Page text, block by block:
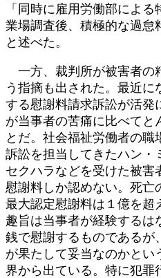
「同時に雇用労働部によ
業場調査後、積極的な過怠
と述べた。
一方、裁判所が被害者の
う指摘も出された。最近
する慰謝料請求訴訟が活発
が当事者の苦痛に比べてと
とだ。社会福祉労働者の
訴訟を担当してきたハン・
セクハラなどを受けた被害
慰謝料しか認めない。死亡
最大認定慰謝料は１億を超
趣旨は当事者が経験するは
銭で慰謝するものであるが
が果たして妥当なのかとい
界から出ている。特に犯罪